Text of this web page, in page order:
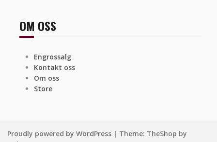
OM OSS
Engrossalg
Kontakt oss
Om oss
Store
Proudly powered by WordPress | Theme: TheShop by